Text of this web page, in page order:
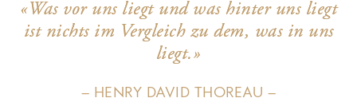
«Was vor uns liegt und was hinter uns liegt
ist nichts im Vergleich zu dem, was in uns
liegt.»
– HENRY DAVID THOREAU –